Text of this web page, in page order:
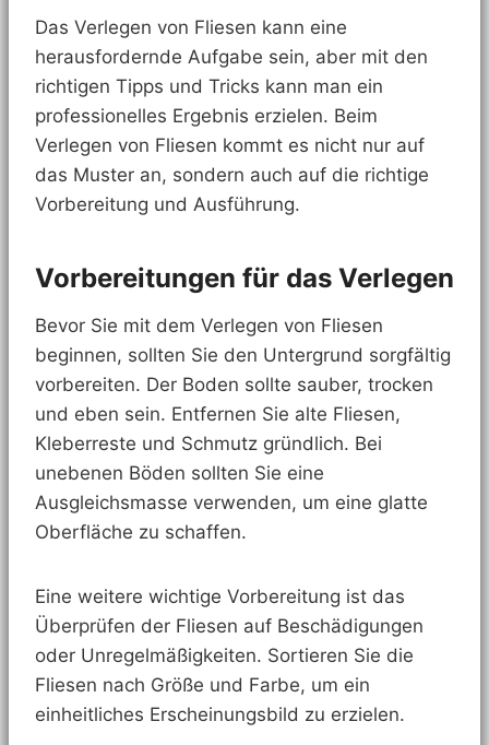
Das Verlegen von Fliesen kann eine
herausfordernde Aufgabe sein, aber mit den
richtigen Tipps und Tricks kann man ein
professionelles Ergebnis erzielen. Beim
Verlegen von Fliesen kommt es nicht nur auf
das Muster an, sondern auch auf die richtige
Vorbereitung und Ausführung.
Vorbereitungen für das Verlegen
Bevor Sie mit dem Verlegen von Fliesen
beginnen, sollten Sie den Untergrund sorgfältig
vorbereiten. Der Boden sollte sauber, trocken
und eben sein. Entfernen Sie alte Fliesen,
Kleberreste und Schmutz gründlich. Bei
unebenen Böden sollten Sie eine
Ausgleichsmasse verwenden, um eine glatte
Oberfläche zu schaffen.
Eine weitere wichtige Vorbereitung ist das
Überprüfen der Fliesen auf Beschädigungen
oder Unregelmäßigkeiten. Sortieren Sie die
Fliesen nach Größe und Farbe, um ein
einheitliches Erscheinungsbild zu erzielen.